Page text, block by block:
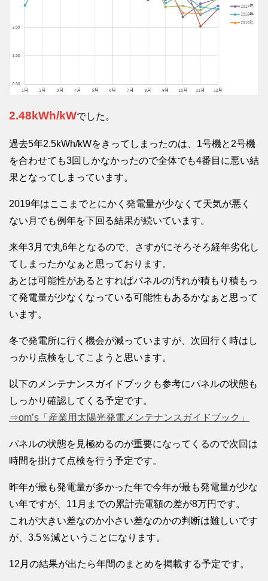
2.48kWh/kWでした。
過去5年2.5kWh/kWをきってしまったのは、1号機と2号機
を合わせても3回しかなかったので全体でも4番目に悪い結
果となってしまっています。
2019年はここまでとにかく発電量が少なくて天気が悪く
ない月でも例年を下回る結果が続いています。
来年3月で丸6年となるので、さすがにそろそろ経年劣化し
てしまったかなぁと思っております。
あとは可能性があるとすればパネルの汚れが積もり積もっ
て発電量が少なくなっている可能性もあるかなぁと思って
います。
冬で発電所に行く機会が減っていますが、次回行く時はし
っかり点検をしてこようと思います。
以下のメンテナンスガイドブックも参考にパネルの状態も
しっかり確認してくる予定です。
⇒om’s「産業用太陽光発電メンテナンスガイドブック」
パネルの状態を見極めるのが重要になってくるので次回は
時間を掛けて点検を行う予定です。
昨年が最も発電量が多かった年で今年が最も発電量が少な
い年ですが、11月までの累計売電額の差が8万円です。
これが大きい差なのか小さい差なのかの判断は難しいです
が、3.5％減ということになります。
12月の結果が出たら年間のまとめを掲載する予定です。